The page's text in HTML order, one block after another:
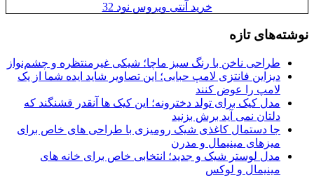
خرید آنتی ویروس نود 32
نوشته‌های تازه
طراحی ناخن با رنگ سبز ماچا؛ شیکی غیرمنتظره و چشم‌نواز
دیزاین فانتزی لامپ حبابی؛ این تصاویر شاید ایده شما از یک
لامپ را عوض کنند
مدل کیک برای تولد دخترونه؛ این کیک ها آنقدر قشنگند که
دلتان نمی آید برش بزنید
جا دستمال کاغذی شیک رومیزی با طراحی های خاص برای
میزهای مینیمال و مدرن
مدل لوستر شیک و جدید؛ انتخابی خاص برای خانه های
مینیمال و لوکس